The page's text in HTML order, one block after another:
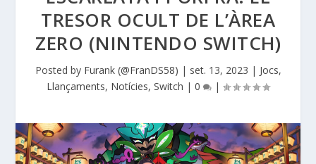
TRESOR OCULT DE L’ÀREA
ZERO (NINTENDO SWITCH)
Posted by Furank (@FranDS58) | set. 13, 2023 | Jocs,
Llançaments, Notícies, Switch | 0 |